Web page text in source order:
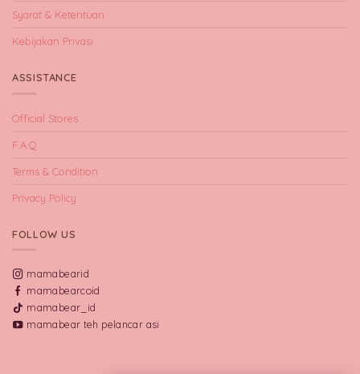
Syarat & Ketentuan
Kebijakan Privasi
ASSISTANCE
Official Stores
F.A.Q
Terms & Condition
Privacy Policy
FOLLOW US
mamabearid
mamabearcoid
mamabear_id
mamabear teh pelancar asi